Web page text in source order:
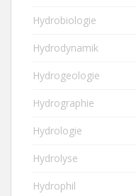
Hydrobiologie
Hydrodynamik
Hydrogeologie
Hydrographie
Hydrologie
Hydrolyse
Hydrophil